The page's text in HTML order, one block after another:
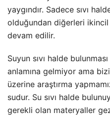
yaygındır. Sadece sıvı
olduğundan diğerleri ikincil
devam edilir.
Suyun sıvı halde
anlamına gelmiyor ama
üzerine araştırma
sudur. Su sıvı halde
gerekli olan materyaller